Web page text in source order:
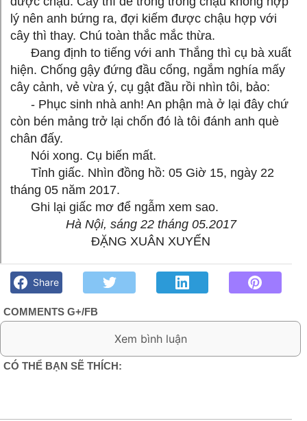
lý nên anh bứng ra, đợi kiếm được chậu hợp với
cây thì thay. Chú toàn thắc mắc thừa.
Đang định to tiếng với anh Thắng thì cụ bà xuất
hiện. Chống gậy đứng đầu cổng, ngắm nghía mấy
cây cảnh, vẻ vừa ý, cụ gật đầu rồi nhìn tôi, bảo:
- Phục sinh nhà anh! An phận mà ở lại đây chứ
còn bén mảng trở lại chốn đó là tôi đánh anh què
chân đấy.
Nói xong. Cụ biến mất.
Tỉnh giấc. Nhìn đồng hồ: 05 Giờ 15, ngày 22
tháng 05 năm 2017.
Ghi lại giấc mơ để ngẫm xem sao.
Hà Nội, sáng 22 tháng 05.2017
ĐẶNG XUÂN XUYẾN
Đặng Xuân Xuyến - Góc kỷ niệm Phố núi và bạn bè. Chút gì
để nhớ!Share
COMMENTS G+/FB
0 Comment:
CÓ THỂ BẠN SẼ THÍCH: